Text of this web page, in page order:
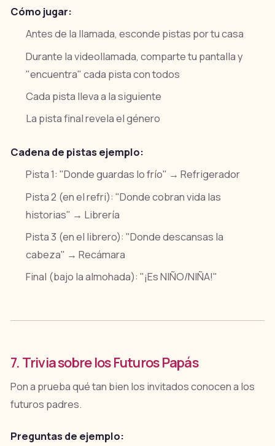
Cómo jugar:
Antes de la llamada, esconde pistas por tu casa
Durante la videollamada, comparte tu pantalla y
"encuentra" cada pista con todos
Cada pista lleva a la siguiente
La pista final revela el género
Cadena de pistas ejemplo:
Pista 1: "Donde guardas lo frío" → Refrigerador
Pista 2 (en el refri): "Donde cobran vida las
historias" → Librería
Pista 3 (en el librero): "Donde descansas la
cabeza" → Recámara
Final (bajo la almohada): "¡Es NIÑO/NIÑA!"
7. Trivia sobre los Futuros Papás
Pon a prueba qué tan bien los invitados conocen a los
futuros padres.
Preguntas de ejemplo: